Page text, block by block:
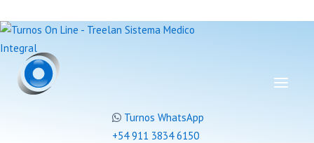
Turnos WhatsApp
+54 911 3834 6150